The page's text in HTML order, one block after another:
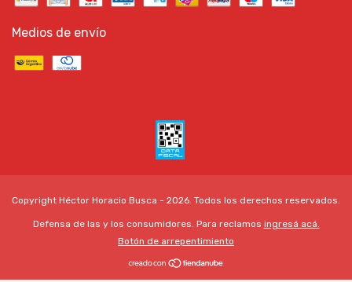
Medios de envío
Copyright Héctor Horacio Busca - 2026. Todos los derechos reservados.
Defensa de las y los consumidores. Para reclamos ingresá acá.
Botón de arrepentimiento